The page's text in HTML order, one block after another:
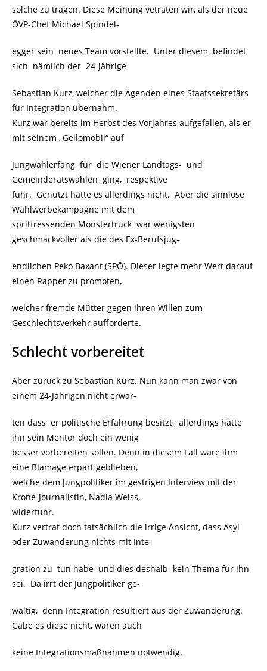
solche zu tragen. Diese Meinung vetraten wir, als der neue
ÖVP-Chef Michael Spindel-
egger sein neues Team vorstellte. Unter diesem befindet
sich nämlich der 24-jährige
Sebastian Kurz, welcher die Agenden eines Staatssekretärs
für Integration übernahm.
Kurz war bereits im Herbst des Vorjahres aufgefallen, als er
mit seinem „Geilomobil“ auf
Jungwählerfang für die Wiener Landtags- und
Gemeinderatswahlen ging, respektive
fuhr. Genützt hatte es allerdings nicht. Aber die sinnlose
Wahlwerbekampagne mit dem
spritfressenden Monstertruck war wenigsten
geschmackvoller als die des Ex-Berufsjug-
endlichen Peko Baxant (SPÖ). Dieser legte mehr Wert darauf
einen Rapper zu promoten,
welcher fremde Mütter gegen ihren Willen zum
Geschlechtsverkehr aufforderte.
Schlecht vorbereitet
Aber zurück zu Sebastian Kurz. Nun kann man zwar von
einem 24-Jährigen nicht erwar-
ten dass er politische Erfahrung besitzt, allerdings hätte
ihn sein Mentor doch ein wenig
besser vorbereiten sollen. Denn in diesem Fall wäre ihm
eine Blamage erpart geblieben,
welche dem Jungpolitiker im gestrigen Interview mit der
Krone-Journalistin, Nadia Weiss,
widerfuhr.
Kurz vertrat doch tatsächlich die irrige Ansicht, dass Asyl
oder Zuwanderung nichts mit Inte-
gration zu tun habe und dies deshalb kein Thema für ihn
sei. Da irrt der Jungpolitiker ge-
waltig, denn Integration resultiert aus der Zuwanderung.
Gäbe es diese nicht, wären auch
keine Integrationsmaßnahmen notwendig.